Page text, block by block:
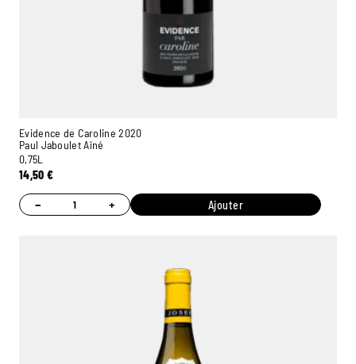
Evidence de Caroline 2020
Paul Jaboulet Aîné
0,75L
14,50€
− + Ajouter